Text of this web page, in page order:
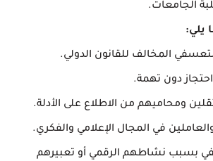
الجامعات.
يلي:
بسبب نشاطهم الرقمي أو تعبيرهم